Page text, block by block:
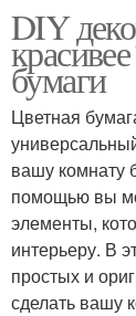
DIY
бумаги
Цветная
вашу комнату
помощью вы
элементы,
интерьеру. В
простых и
сделать вашу